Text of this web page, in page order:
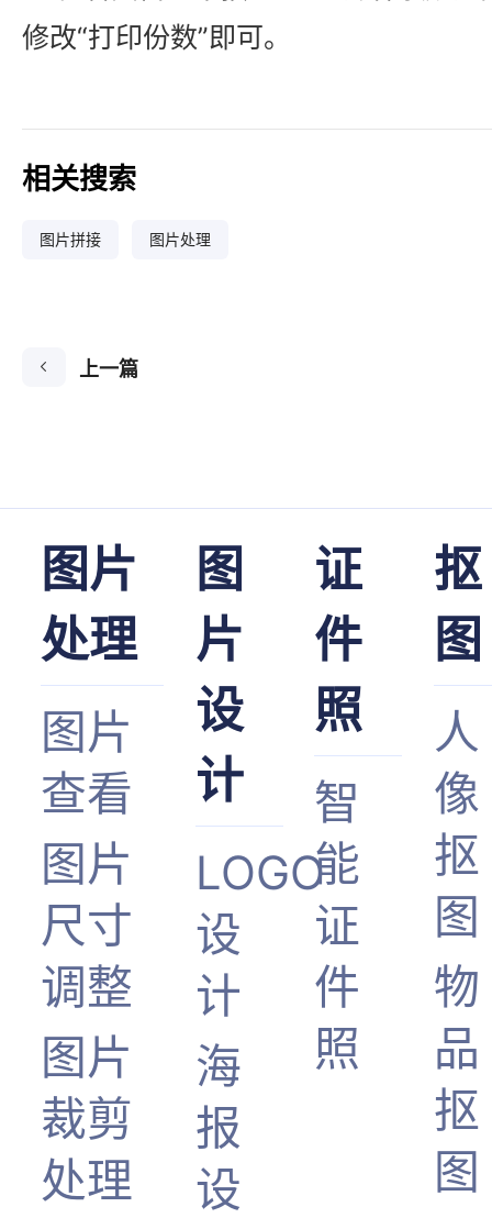
修改“打印份数”即可。
相关搜索
图片拼接 图片处理
上一篇
图片
处理
图片
查看
图片
尺寸
调整
图片
裁剪
处理
图
片
设
计
LOGO
设
计
海
报
设
证
件
照
智
能
证
件
照
抠
图
人
像
抠
图
物
品
抠
图